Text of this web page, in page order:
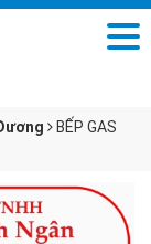
BẾP GAS